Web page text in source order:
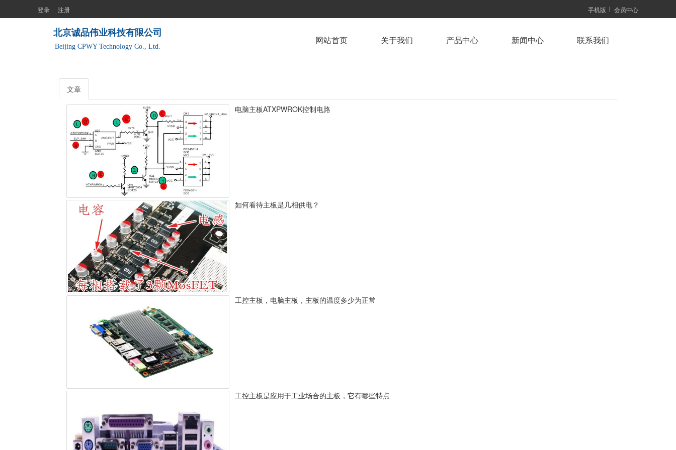
登录 注册 手机版 会员中心
网站首页 关于我们 产品中心 新闻中心 联系我们
北京诚品伟业科技有限公司
Beijing CPWY Technology Co., Ltd.
文章
电脑主板ATXPWROK控制电路
如何看待主板是几相供电？
工控主板，电脑主板，主板的温度多少为正常
工控主板是应用于工业场合的主板，它有哪些特点